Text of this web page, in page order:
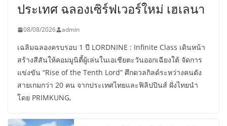
ประเทศ ฉลองเซิร์ฟเวอร์ใหม่ เฮเลนา
08/08/2026 admin
เฉลิมฉลองครบรอบ 1 ปี LORDNINE : Infinite Class เดินหน้า
สร้างสีสันให้คอมมูนิตี้ผู้เล่นในเอเชียตะวันออกเฉียงใต้ จัดการ
แข่งขัน “Rise of the Tenth Lord” ศึกดวลกิลด์ระหว่างคนดัง
สายเกมกว่า 20 คน จากประเทศไทยและฟิลิปปินส์ ฝั่งไทยนำ
โดย PRIMKUNG,